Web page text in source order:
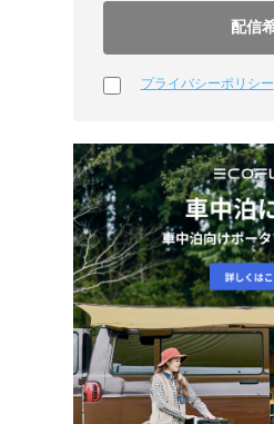
プライバシーポリシー